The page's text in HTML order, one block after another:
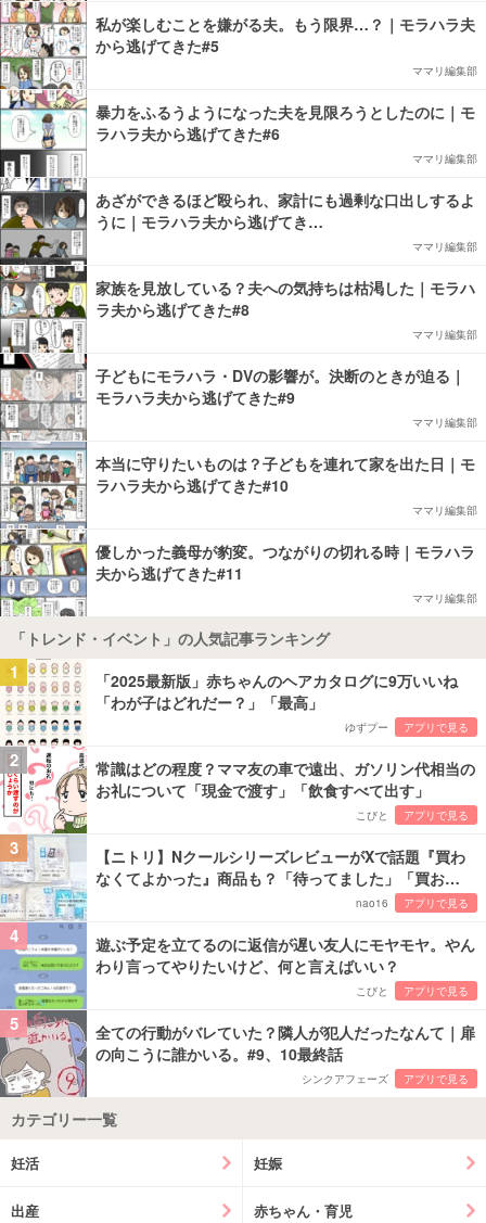
私が楽しむことを嫌がる夫。もう限界…？｜モラハラ夫
から逃げてきた#5
ママリ編集部
暴力をふるうようになった夫を見限ろうとしたのに｜モ
ラハラ夫から逃げてきた#6
ママリ編集部
あざができるほど殴られ、家計にも過剰な口出しするよ
うに｜モラハラ夫から逃げてき…
ママリ編集部
家族を見放している？夫への気持ちは枯渇した｜モラハ
ラ夫から逃げてきた#8
ママリ編集部
子どもにモラハラ・DVの影響が。決断のときが迫る｜
モラハラ夫から逃げてきた#9
ママリ編集部
本当に守りたいものは？子どもを連れて家を出た日｜モ
ラハラ夫から逃げてきた#10
ママリ編集部
優しかった義母が豹変。つながりの切れる時｜モラハラ
夫から逃げてきた#11
ママリ編集部
「トレンド・イベント」の人気記事ランキング
1
「2025最新版」赤ちゃんのヘアカタログに9万いいね
「わが子はどれだー？」「最高」
ゆずプー アプリで見る
2
常識はどの程度？ママ友の車で遠出、ガソリン代相当の
お礼について「現金で渡す」「飲食すべて出す」
こびと アプリで見る
3
【ニトリ】NクールシリーズレビューがXで話題『買わ
なくてよかった』商品も？「待ってました」「買お…
nao16 アプリで見る
4
遊ぶ予定を立てるのに返信が遅い友人にモヤモヤ。やん
わり言ってやりたいけど、何と言えばいい？
こびと アプリで見る
5
全ての行動がバレていた？隣人が犯人だったなんて｜扉
の向こうに誰かいる。#9、10最終話
シンクアフェーズ アプリで見る
カテゴリー一覧
妊活 妊娠
出産 赤ちゃん・育児